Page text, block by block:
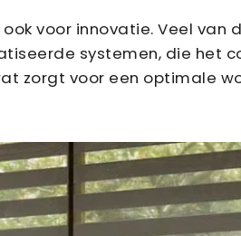
voor innovatie. Veel
systemen, die het
zorgt voor een optimale